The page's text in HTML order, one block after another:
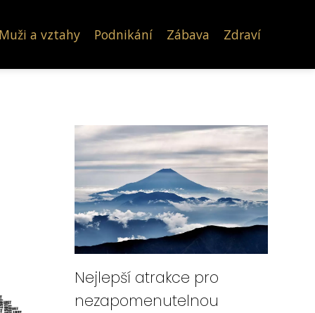
Muži a vztahy Podnikání Zábava Zdraví
Nejlepší atrakce pro
nezapomenutelnou